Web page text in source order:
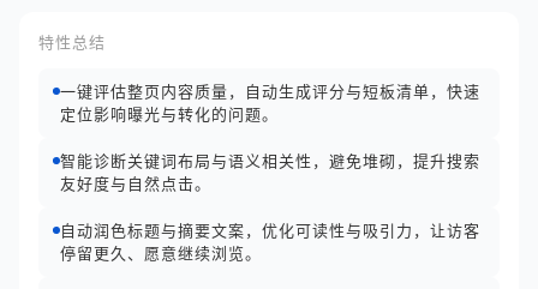
特性总结
一键评估整页内容质量，自动生成评分与短板清单，快速
定位影响曝光与转化的问题。
智能诊断关键词布局与语义相关性，避免堆砌，提升搜索
友好度与自然点击。
自动润色标题与摘要文案，优化可读性与吸引力，让访客
停留更久、愿意继续浏览。